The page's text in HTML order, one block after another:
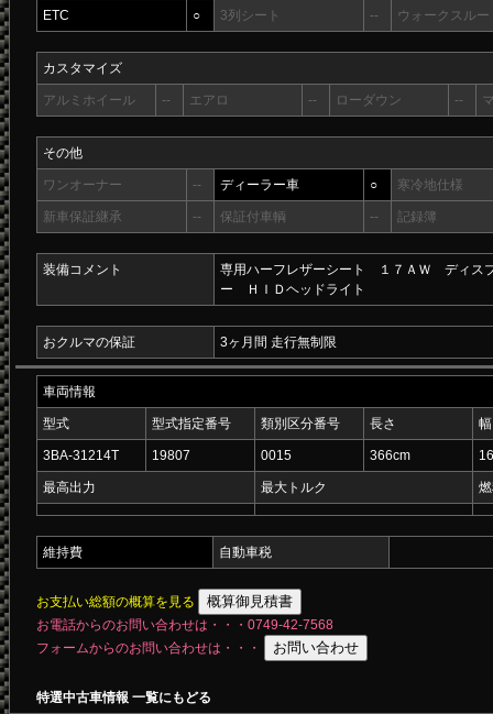
ETC ○ 3列シート -- ウォークスルー
カスタマイズ
アルミホイール -- エアロ -- ローダウン --
その他
ワンオーナー -- ディーラー車 ○ 寒冷地仕様
新車保証継承 -- 保証付車輌 -- 記録簿
装備コメント
専用ハーフレザーシート １７ＡＷ ディス
ー ＨＩＤヘッドライト
おクルマの保証 3ヶ月間 走行無制限
車両情報
型式 型式指定番号 類別区分番号 長さ 幅
3BA-31214T 19807 0015 366cm
最高出力 最大トルク
維持費 自動車税
お支払い総額の概算を見る
お電話からのお問い合わせは・・・0749-42-7568
フォームからのお問い合わせは・・・
特選中古車情報 一覧にもどる